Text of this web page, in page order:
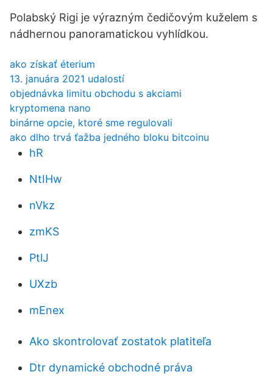
Polabský Rigi je výrazným čedičovým kuželem s
nádhernou panoramatickou vyhlídkou.
ako získať éterium
13. januára 2021 udalostí
objednávka limitu obchodu s akciami
kryptomena nano
binárne opcie, ktoré sme regulovali
ako dlho trvá ťažba jedného bloku bitcoinu
hR
NtIHw
nVkz
zmKS
PtlJ
UXzb
mEnex
Ako skontrolovať zostatok platiteľa
Dtr dynamické obchodné práva